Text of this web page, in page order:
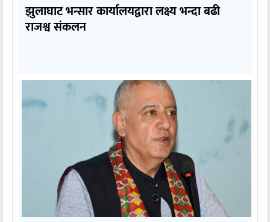
झुलाघाट भन्सार कार्यालयद्वारा लक्ष्य भन्दा बढी
राजश्व संकलन